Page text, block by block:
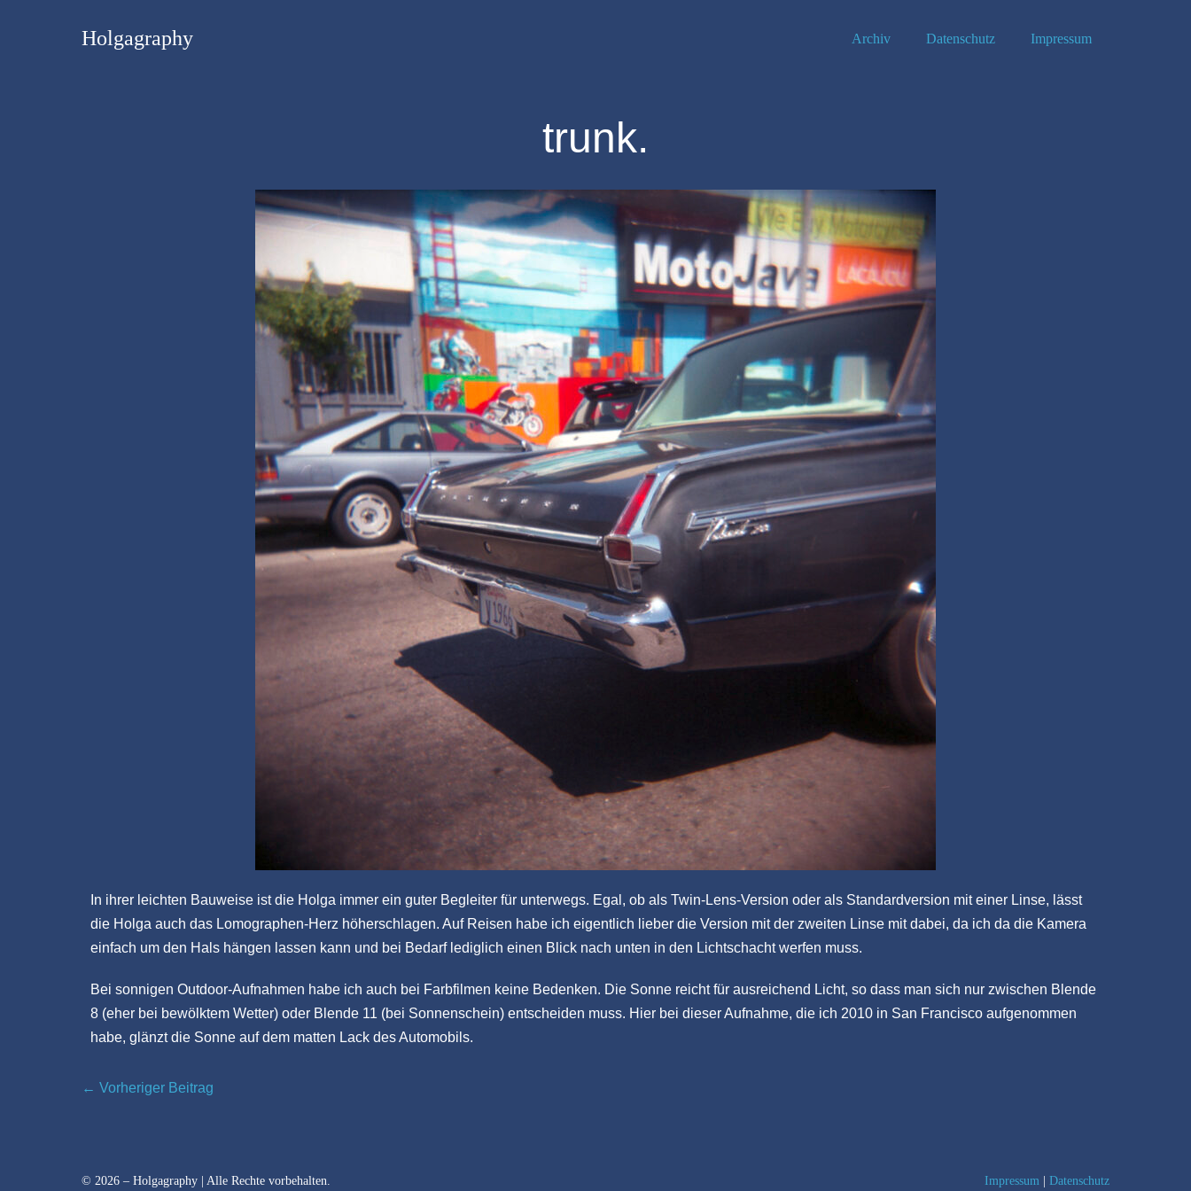
Holgagraphy Archiv Datenschutz Impressum
trunk.
In ihrer leichten Bauweise ist die Holga immer ein guter Begleiter für unterwegs. Egal, ob als Twin-Lens-Version oder als Standardversion mit einer Linse, lässt
die Holga auch das Lomographen-Herz höherschlagen. Auf Reisen habe ich eigentlich lieber die Version mit der zweiten Linse mit dabei, da ich da die Kamera
einfach um den Hals hängen lassen kann und bei Bedarf lediglich einen Blick nach unten in den Lichtschacht werfen muss.
Bei sonnigen Outdoor-Aufnahmen habe ich auch bei Farbfilmen keine Bedenken. Die Sonne reicht für ausreichend Licht, so dass man sich nur zwischen Blende
8 (eher bei bewölktem Wetter) oder Blende 11 (bei Sonnenschein) entscheiden muss. Hier bei dieser Aufnahme, die ich 2010 in San Francisco aufgenommen
habe, glänzt die Sonne auf dem matten Lack des Automobils.
← Vorheriger Beitrag
© 2026 – Holgagraphy | Alle Rechte vorbehalten. Impressum Datenschutz